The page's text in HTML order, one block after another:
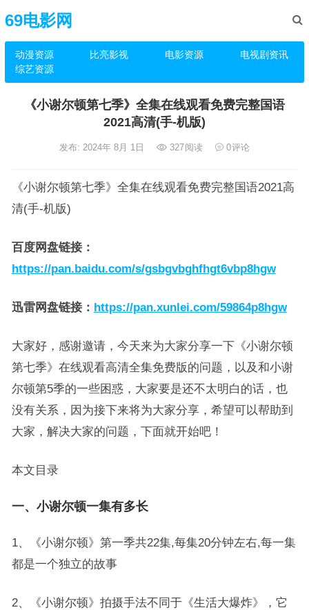
69电影网
动漫资源 比亮影视 电影资源
电视剧资讯
综艺资源
《小谢尔顿第七季》全集在线观看免费完整国语
2021高清(手-机版)
发布: 2024年 8月 1日 327阅读 0评论
《小谢尔顿第七季》全集在线观看免费完整国语2021高
清(手-机版)
百度网盘链接：
https://pan.baidu.com/s/gsbgvbghfhgt6vbp8hgw
迅雷网盘链接： https://pan.xunlei.com/59864p8hgw
大家好，感谢邀请，今天来为大家分享一下《小谢尔顿
第七季》在线观看高清全集免费版的问题，以及和小谢
尔顿第5季的一些困惑，大家要是还不太明白的话，也
没有关系，因为接下来将为大家分享，希望可以帮助到
大家，解决大家的问题，下面就开始吧！
本文目录
一、小谢尔顿一集有多长
1、《小谢尔顿》第一季共22集,每集20分钟左右,每一集
都是一个独立的故事
2、《小谢尔顿》拍摄手法不同于《生活大爆炸》，它